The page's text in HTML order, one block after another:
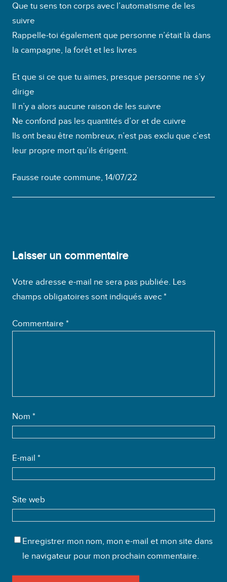
Que tu sens ton corps avec l’automatisme de les
suivre
Rappelle-toi également que personne n’était là dans
la campagne, la forêt et les livres
Et que si ce que tu aimes, presque personne ne s’y
dirige
Il n’y a alors aucune raison de les suivre
Ne confond pas les quantités d’or et de cuivre
Ils ont beau être nombreux, n’est pas exclu que c’est
leur propre mort qu’ils érigent.
Fausse route commune, 14/07/22
Laisser un commentaire
Votre adresse e-mail ne sera pas publiée. Les
champs obligatoires sont indiqués avec *
Commentaire *
Nom *
E-mail *
Site web
Enregistrer mon nom, mon e-mail et mon site dans
le navigateur pour mon prochain commentaire.